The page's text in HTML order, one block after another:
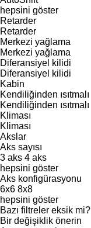
hepsini göster
Retarder
Retarder
Merkezi yağlama
Merkezi yağlama
Diferansiyel kilidi
Diferansiyel kilidi
Kabin
Kendiliğinden ısıtmalı
Kendiliğinden ısıtmalı
Kliması
Kliması
Akslar
Aks sayısı
3 aks 4 aks
hepsini göster
Aks konfigürasyonu
6x6 8x8
hepsini göster
Bazı filtreler eksik mi?
Bir değişiklik önerin